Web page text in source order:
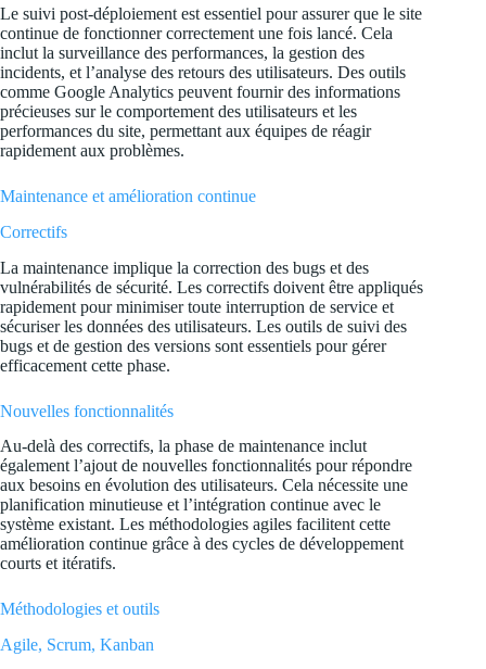
Le suivi post-déploiement est essentiel pour assurer que le site
continue de fonctionner correctement une fois lancé. Cela
inclut la surveillance des performances, la gestion des
incidents, et l’analyse des retours des utilisateurs. Des outils
comme Google Analytics peuvent fournir des informations
précieuses sur le comportement des utilisateurs et les
performances du site, permettant aux équipes de réagir
rapidement aux problèmes.
Maintenance et amélioration continue
Correctifs
La maintenance implique la correction des bugs et des
vulnérabilités de sécurité. Les correctifs doivent être appliqués
rapidement pour minimiser toute interruption de service et
sécuriser les données des utilisateurs. Les outils de suivi des
bugs et de gestion des versions sont essentiels pour gérer
efficacement cette phase.
Nouvelles fonctionnalités
Au-delà des correctifs, la phase de maintenance inclut
également l’ajout de nouvelles fonctionnalités pour répondre
aux besoins en évolution des utilisateurs. Cela nécessite une
planification minutieuse et l’intégration continue avec le
système existant. Les méthodologies agiles facilitent cette
amélioration continue grâce à des cycles de développement
courts et itératifs.
Méthodologies et outils
Agile, Scrum, Kanban